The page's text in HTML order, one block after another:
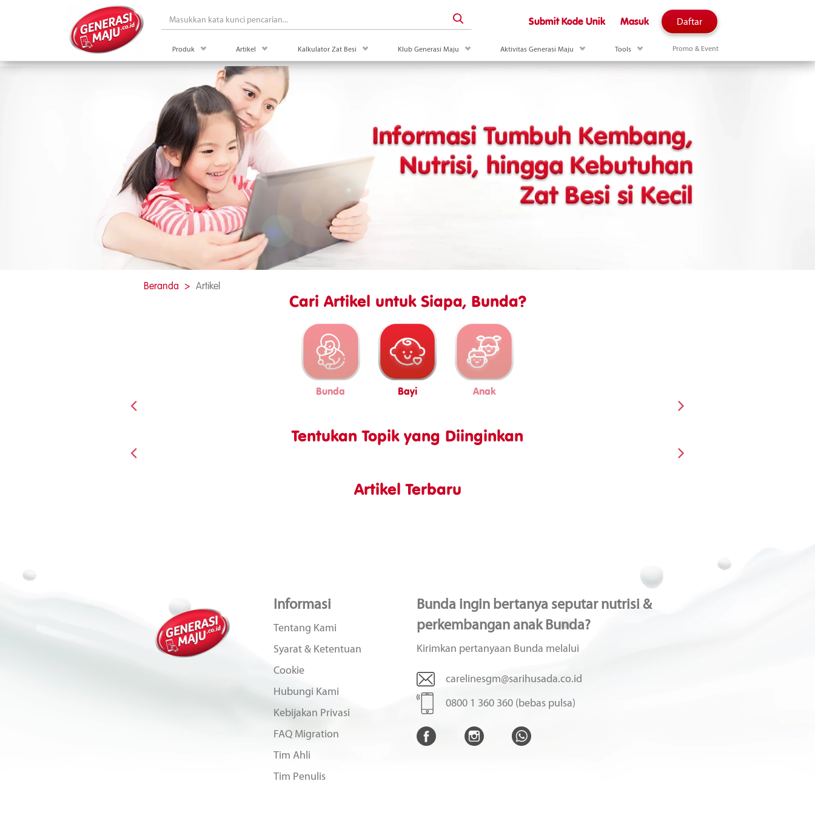
Submit Kode Unik Masuk Daftar
Produk drop down menu Produk
Artikel drop down menu Artikel
Kalkulator Zat Besi drop down menu Kalkulator Zat Besi
Klub Generasi Maju drop down menu Klub Generasi Maju
Aktivitas Generasi Maju drop down menu Aktivitas Generasi Maju
Tools drop down menu Tools
Promo & Event
Beranda Artikel
Cari Artikel untuk Siapa, Bunda?
Bunda Bayi Anak
Tentukan Topik yang Diinginkan
Artikel Terbaru
Informasi
Tentang Kami
Syarat & Ketentuan
Cookie
Hubungi Kami
Kebijakan Privasi
FAQ Migration
Tim Ahli
Tim Penulis
Bunda ingin bertanya seputar nutrisi &
perkembangan anak Bunda?
Kirimkan pertanyaan Bunda melalui
carelinesgm@sarihusada.co.id
0800 1 360 360 (bebas pulsa)